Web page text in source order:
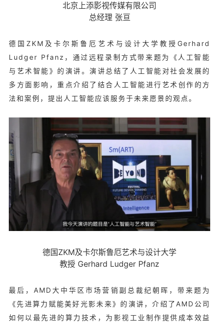
北京上添影视传媒有限公司
总经理 张亘
德国ZKM及卡尔斯鲁厄艺术与设计大学教授Gerhard
Ludger Pfanz，通过远程录制方式带来题为《人工智能
与艺术智能》的演讲。演讲总结了人工智能对社会发展的
多方面影响，重点介绍了结合人工智能进行艺术创作的方
法和案例，提出人工智能应该服务于未来愿景的观点。
德国ZKM及卡尔斯鲁厄艺术与设计大学
教授 Gerhard Ludger Pfanz
最后，AMD大中华区市场营销副总裁纪朝晖，带来题为
《先进算力赋能美好光影未来》的演讲，介绍了AMD公司
如何以最先进的算力技术，为影视工业制作提供成本效益